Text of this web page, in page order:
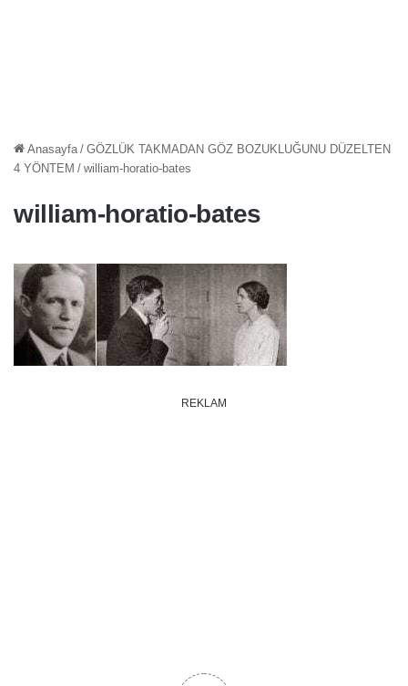
Anasayfa / GÖZLÜK TAKMADAN GÖZ BOZUKLUĞUNU DÜZELTEN
4 YÖNTEM / william-horatio-bates
william-horatio-bates
REKLAM